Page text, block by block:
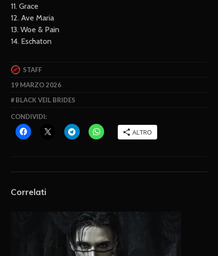
11. Grace
12. Ave Maria
13. Woe & Pain
14. Eschaton
STAFF
19 MARZO 2026
BLACK VEIL BRIDES
CONDIVIDI:
ALTRO
Correlati